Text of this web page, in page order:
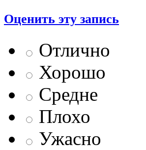
Оценить эту запись
Отлично
Хорошо
Средне
Плохо
Ужасно